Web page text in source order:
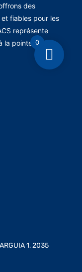
des
fiables pour les
représente
la pointe des
1, 2035
0